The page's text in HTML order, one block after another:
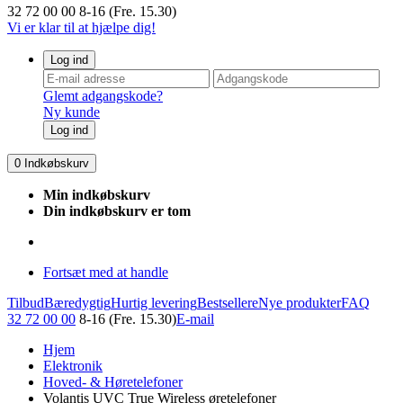
32 72 00 00 8-16 (Fre. 15.30)
Vi er klar til at hjælpe dig!
Log ind
Glemt adgangskode?
Ny kunde
Log ind
0 Indkøbskurv
Min indkøbskurv
Din indkøbskurv er tom
Fortsæt med at handle
TilbudBæredygtigHurtig leveringBestsellereNye produkterFAQ
32 72 00 00 8-16 (Fre. 15.30)E-mail
Hjem
Elektronik
Hoved- & Høretelefoner
Volantis UVC True Wireless øretelefoner